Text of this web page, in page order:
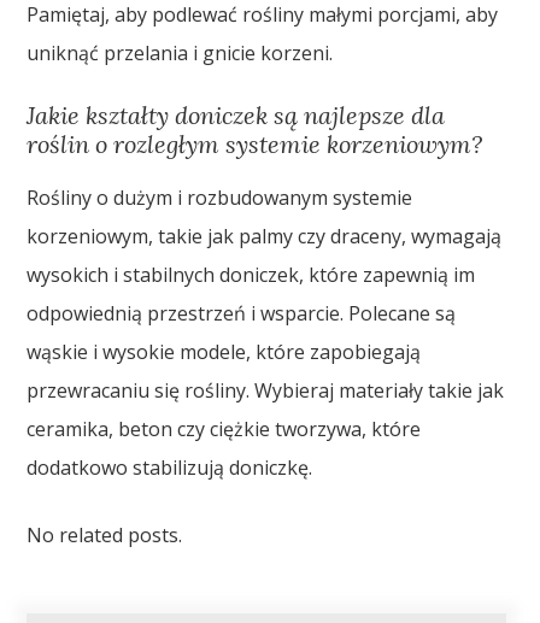
Pamiętaj, aby podlewać rośliny małymi porcjami, aby
uniknąć przelania i gnicie korzeni.
Jakie kształty doniczek są najlepsze dla
roślin o rozległym systemie korzeniowym?
Rośliny o dużym i rozbudowanym systemie
korzeniowym, takie jak palmy czy draceny, wymagają
wysokich i stabilnych doniczek, które zapewnią im
odpowiednią przestrzeń i wsparcie. Polecane są
wąskie i wysokie modele, które zapobiegają
przewracaniu się rośliny. Wybieraj materiały takie jak
ceramika, beton czy ciężkie tworzywa, które
dodatkowo stabilizują doniczkę.
No related posts.